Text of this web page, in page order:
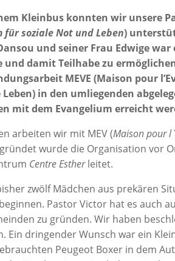
Kleinbus konnten wir unsere
für soziale Not und Leben)
und seiner Frau Edwige
und damit Teilhabe zu
MEVE (Maison pour
Leben) in den umliegenden
mit dem Evangelium erreicht
arbeiten wir mit MEV (Maison pour
wurde die Organisation vor
Centre Estherleitet.
zwölf Mädchen aus prekären
Pastor Victor hat es auch
zu gründen. Wir haben
Ein dringender Wunsch war ein
Peugeot Boxer in dem